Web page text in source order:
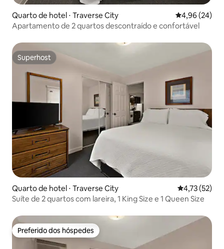
Quarto de hotel ⋅ Traverse City 4,96 de uma
4,96 (24)
Apartamento de 2 quartos descontraído e confortável
Superhost
Superhost
Quarto de hotel ⋅ Traverse City 4,73 de uma
4,73 (52)
Suíte de 2 quartos com lareira, 1 King Size e 1 Queen Size
Preferido dos hóspedes
Preferido dos hóspedes